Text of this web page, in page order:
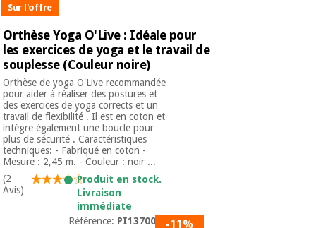
Sur l'offre
Orthèse Yoga O'Live : Idéale pour
les exercices de yoga et le travail de
souplesse (Couleur noire)
Orthèse de yoga O'Live recommandée
pour aider à réaliser des postures et
des exercices de yoga corrects et un
travail de flexibilité . Il est en coton et
intègre également une boucle pour
plus de sécurité . Caractéristiques
techniques: - Fabriqué en coton -
Mesure : 2,45 m. - Couleur : noir ...
(2
Avis)
Produit en stock.
Livraison
immédiate
Référence: PI13700.01-11%